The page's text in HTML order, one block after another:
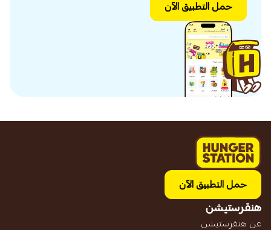
حمل التطبيق الآن
حمل التطبيق الآن
هنقرستيشن
عن هنقرستيشن